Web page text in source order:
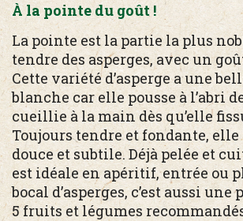
À la pointe du goût !
La pointe est la partie la plus
tendre des asperges, avec un
Cette variété d’asperge a une
blanche car elle pousse à l’abri
cueillie à la main dès qu’elle
Toujours tendre et fondante, elle
douce et subtile. Déjà pelée et
est idéale en apéritif, entrée ou
bocal d’asperges, c’est aussi une
5 fruits et légumes